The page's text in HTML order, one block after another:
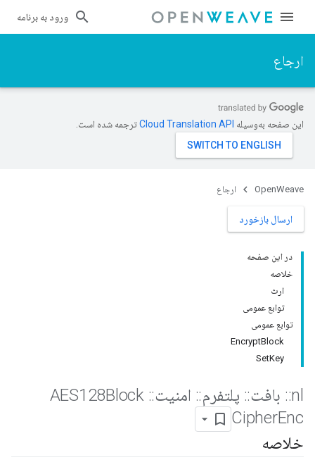
ورود به برنامه
ارجاع
این صفحه به‌وسیله ترجمه شده است.
OpenWeave ارجاع
ارسال بازخورد
در این صفحه
خلاصه
ارث
توابع عمومی
توابع عمومی
EncryptBlock
SetKey
nl
:: بافت:: پلتفرم:: امنیت::
AES128Block
CipherEnc
خلاصه